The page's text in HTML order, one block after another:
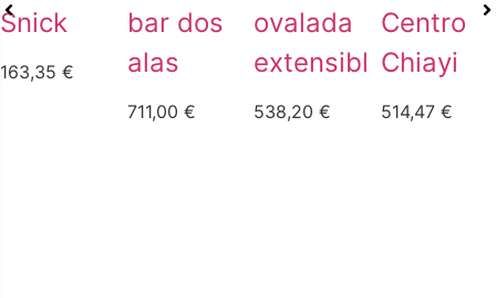
Snick
163,35 €
bar dos
alas
711,00 €
ovalada
extensible
538,20 €
Centro
Chiayi
514,47 €